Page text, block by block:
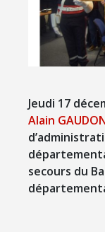
Jeudi 17
Alain
secours du